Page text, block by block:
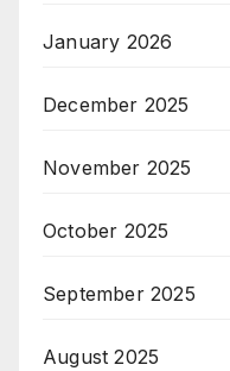
January 2026
December 2025
November 2025
October 2025
September 2025
August 2025